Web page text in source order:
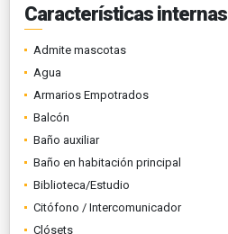
Características internas
Admite mascotas
Agua
Armarios Empotrados
Balcón
Baño auxiliar
Baño en habitación principal
Biblioteca/Estudio
Citófono / Intercomunicador
Clósets